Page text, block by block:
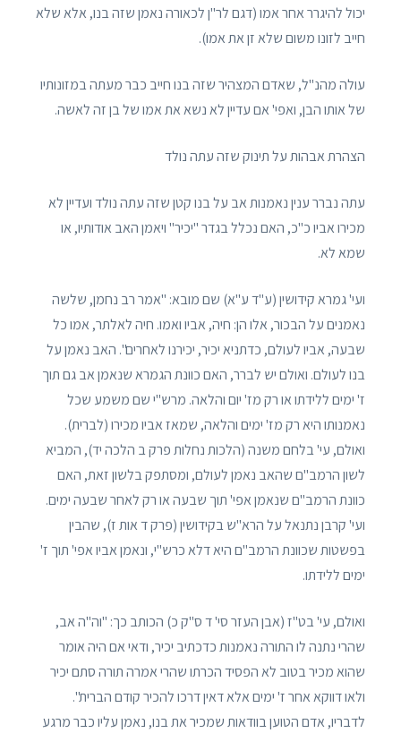
יכול להיגרר אחר אמו (דגם לר"ן לכאורה נאמן שזה בנו, אלא שלא
חייב לזונו משום שלא זן את אמו).
עולה מהנ"ל, שאדם המצהיר שזה בנו חייב כבר מעתה במזונותיו
של אותו הבן, ואפי' אם עדיין לא נשא את אמו של בן זה לאשה.
הצהרת אבהות על תינוק שזה עתה נולד
עתה נברר ענין נאמנות אב על בנו קטן שזה עתה נולד ועדיין לא
מכירו אביו כ"כ, האם נכלל בגדר "יכיר" ויאמן האב אודותיו, או
שמא לא.
ועי' גמרא קידושין (ע"ד ע"א) שם מובא: "אמר רב נחמן, שלשה
נאמנים על הבכור, אלו הן: חיה, אביו ואמו. חיה לאלתר, אמו כל
שבעה, אביו לעולם, כדתניא יכיר, יכירנו לאחרים". האב נאמן על
בנו לעולם. ואולם יש לברר, האם כוונת הגמרא שנאמן אב גם תוך
ז' ימים ללידתו או רק מז' יום והלאה. מרש"י שם משמע שכל
נאמנותו היא רק מז' ימים והלאה, שמאז אביו מכירו (לברית).
ואולם, עי' בלחם משנה (הלכות נחלות פרק ב הלכה יד), המביא
לשון הרמב"ם שהאב נאמן לעולם, ומסתפק בלשון זאת, האם
כוונת הרמב"ם שנאמן אפי' תוך שבעה או רק לאחר שבעה ימים.
ועי' קרבן נתנאל על הרא"ש בקידושין (פרק ד אות ז), שהבין
בפשטות שכוונת הרמב"ם היא דלא כרש"י, ונאמן אביו אפי' תוך ז'
ימים ללידתו.
ואולם, עי' בט"ז (אבן העזר סי' ד ס"ק כ) הכותב כך: "וה"ה אב,
שהרי נתנה לו התורה נאמנות כדכתיב יכיר, ודאי אם היה אומר
שהוא מכיר בטוב לא הפסיד הכרתו שהרי אמרה תורה סתם יכיר
ולאו דווקא אחר ז' ימים אלא דאין דרכו להכיר קודם הברית".
לדבריו, אדם הטוען בוודאות שמכיר את בנו, נאמן עליו כבר מרגע